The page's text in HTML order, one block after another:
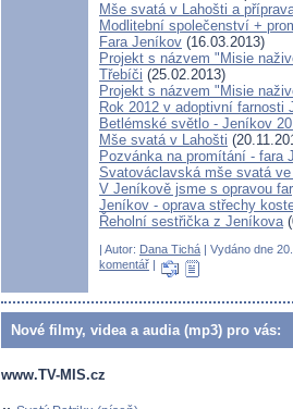
Mše svatá v Lahošti a
Modlitební společenství +
Fara Jeníkov (16.03.2013)
Projekt s názvem "Misie
Třebíči (25.02.2013)
Projekt s názvem "Misie
Rok 2012 v adoptivní farnosti
Betlémské světlo - Jeníkov
Mše svatá v Lahošti
Pozvánka na promítání - fara
Svatováclavská mše svatá
V Jeníkově jsme s opravou
Jeníkov - oprava střechy
Řeholní sestřička z Jeníkova
| Autor: Dana Tichá | Vydáno dne
komentář |
Nové filmy, videa a audia (mp3) pro vás:
www.TV-MIS.cz